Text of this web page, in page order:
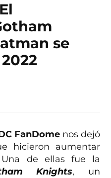
se
FanDomenos dejó
hicieron aumentar
Una de ellas fue la
Knights, un